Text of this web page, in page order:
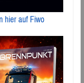
hier auf Fiwo